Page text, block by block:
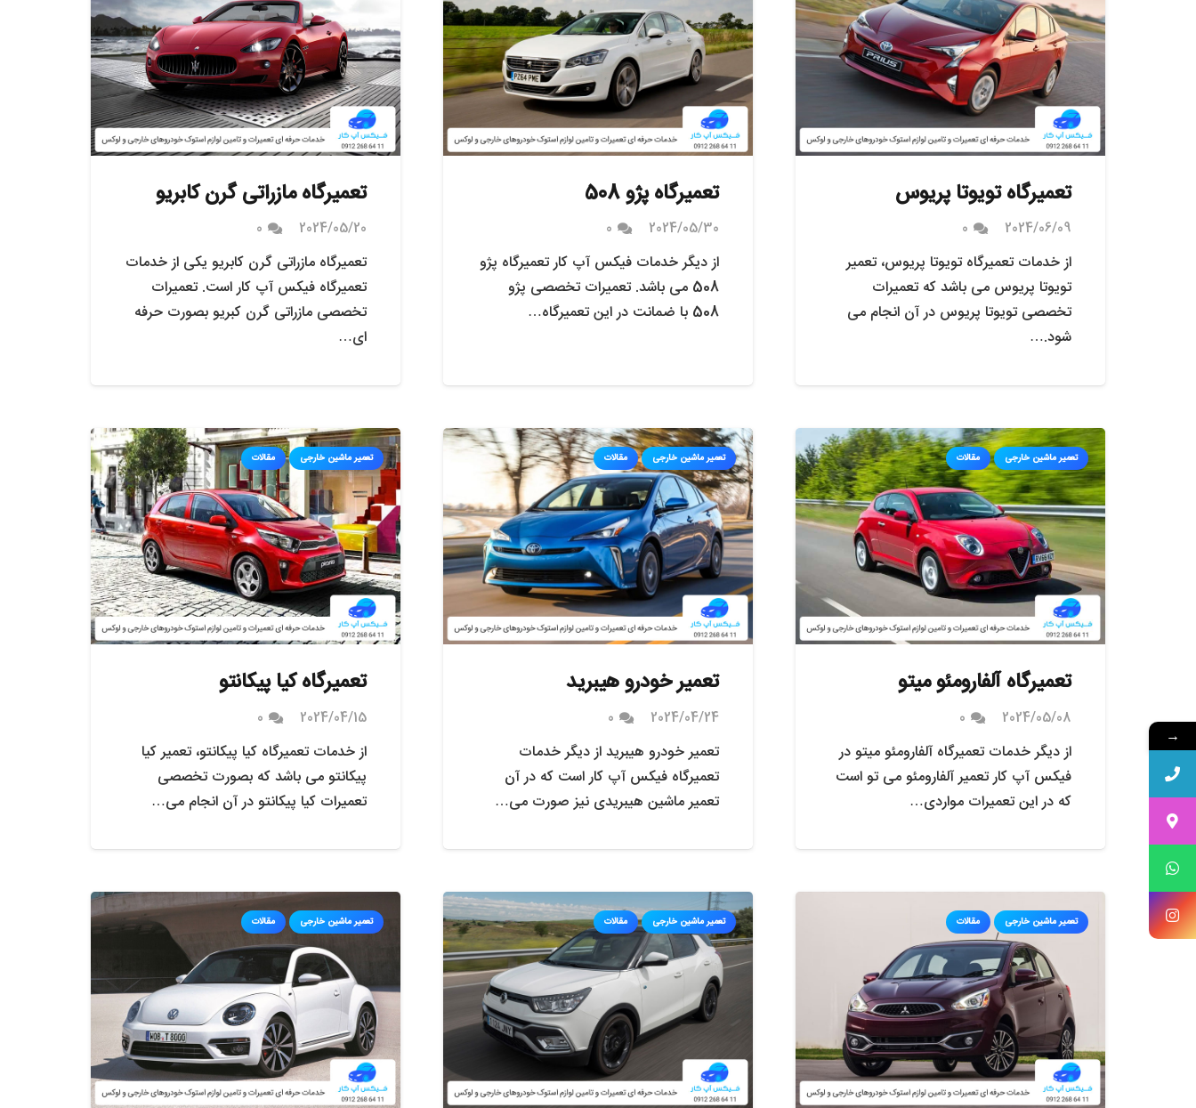
تعمیرگاه تویوتا پریوس
2024/06/09
0
از خدمات تعمیرگاه تویوتا پریوس، تعمیر
تویوتا پریوس می باشد که تعمیرات
تخصصی تویوتا پریوس در آن انجام می
شود.…
تعمیرگاه پژو 508
2024/05/30
0
از دیگر خدمات فیکس آپ کار تعمیرگاه پژو
508 می باشد. تعمیرات تخصصی پژو
508 با ضمانت در این تعمیرگاه…
تعمیرگاه مازراتی گرن کابریو
2024/05/20
0
تعمیرگاه مازراتی گرن کابریو یکی از خدمات
تعمیرگاه فیکس آپ کار است. تعمیرات
تخصصی مازراتی گرن کبریو بصورت حرفه
ای…
تعمیر ماشین خارجی مقالات
تعمیرگاه آلفارومئو میتو
2024/05/08
0
از دیگر خدمات تعمیرگاه آلفارومئو میتو در
فیکس آپ کار تعمیر آلفارومئو می تو است
که در این تعمیرات مواردی…
تعمیر ماشین خارجی مقالات
تعمیر خودرو هیبرید
2024/04/24
0
تعمیر خودرو هیبرید از دیگر خدمات
تعمیرگاه فیکس آپ کار است که در آن
تعمیر ماشین هیبریدی نیز صورت می…
تعمیر ماشین خارجی مقالات
تعمیرگاه کیا پیکانتو
2024/04/15
0
از خدمات تعمیرگاه کیا پیکانتو، تعمیر کیا
پیکانتو می باشد که بصورت تخصصی
تعمیرات کیا پیکانتو در آن انجام می…
تعمیر ماشین خارجی مقالات تعمیر ماشین خارجی مقالات تعمیر ماشین خارجی مقالات
→